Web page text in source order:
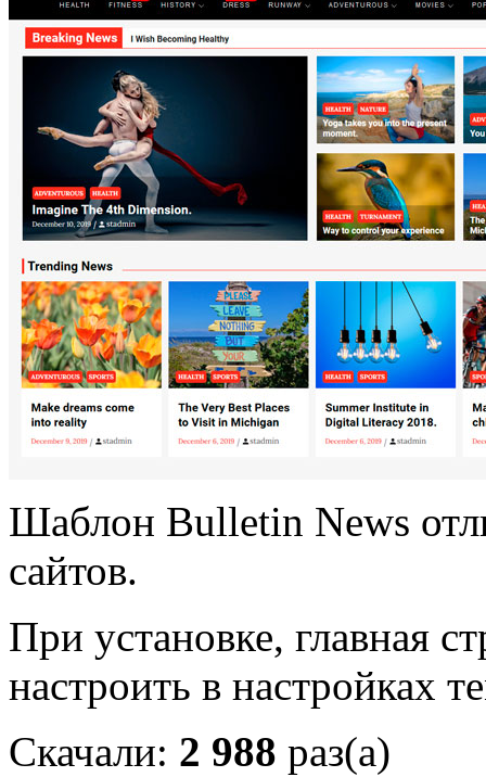
Шаблон Bulletin News
сайтов.
При установке, главная
настроить в настройках
Скачали: 2 988 раз(а)